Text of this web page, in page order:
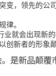
变，领先的公
律。
业就会出现新
创新者的形象
是新品颠覆